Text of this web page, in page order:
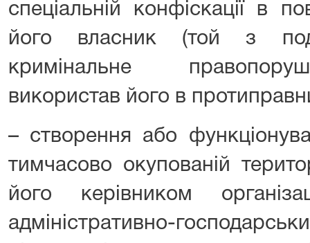
спеціальній конфіскації в
його власник (той з
кримінальне
використав його в
– створення або
тимчасово окупованій
його керівником
адміністративно-